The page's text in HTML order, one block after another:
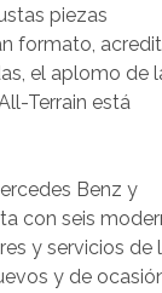
piezas
formato,
el aplomo de
Terrain está
Benz y
con seis
y servicios de
y de